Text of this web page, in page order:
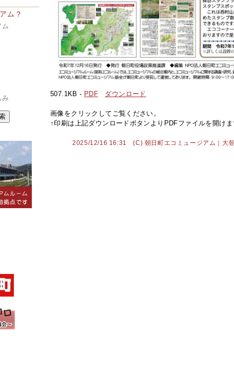
ム？
ム
み
507.1KB - PDF ダウンロード
画像をクリックしてご覧ください。
↑印刷は上記ダウンロードボタンよりPDFファイルを開け
2025/12/16 16:31 (C) 朝日町エコミュージアム｜大